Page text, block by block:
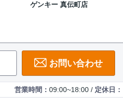
ゲンキー 真伝町店
お問い合わせ
営業時間： 09:00~18:00 / 定休日：